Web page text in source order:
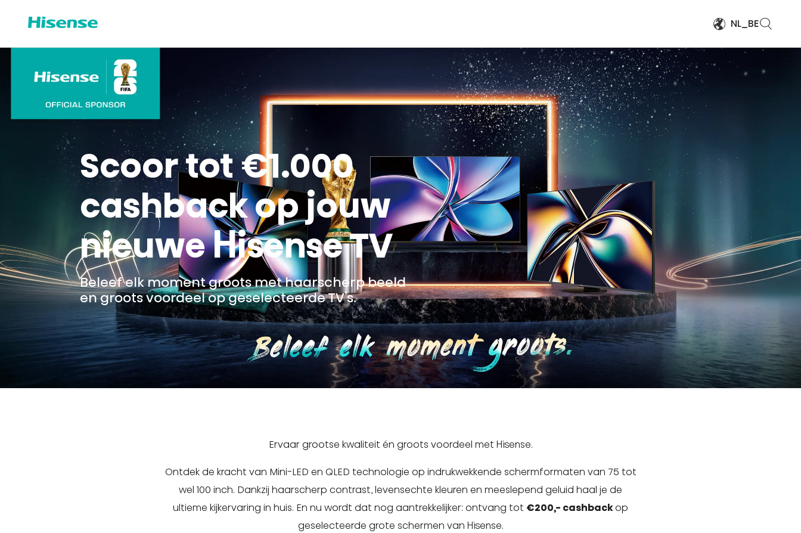
NL_BE
Scoor tot €1.000
cashback op jouw
nieuwe Hisense TV
Beleef elk moment groots met haarscherp beeld
en groots voordeel op geselecteerde TV’s.
Ervaar grootse kwaliteit én groots voordeel met Hisense.
Ontdek de kracht van Mini-LED en QLED technologie op indrukwekkende schermformaten van 75 tot
wel 100 inch. Dankzij haarscherp contrast, levensechte kleuren en meeslepend geluid haal je de
ultieme kijkervaring in huis. En nu wordt dat nog aantrekkelijker: ontvang tot €200,- cashbackop
geselecteerde grote schermen van Hisense.